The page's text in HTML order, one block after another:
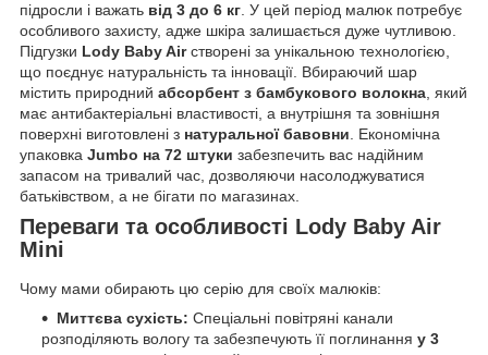
підросли і важать від 3 до 6 кг. У цей період малюк потребує
особливого захисту, адже шкіра залишається дуже чутливою.
Підгузки Lody Baby Airстворені за унікальною технологією,
що поєднує натуральність та інновації. Вбираючий шар
містить природний абсорбент з бамбукового волокна, який
має антибактеріальні властивості, а внутрішня та зовнішня
поверхні виготовлені з натуральної бавовни. Економічна
упаковка Jumbo на 72 штуки забезпечить вас надійним
запасом на тривалий час, дозволяючи насолоджуватися
батьківством, а не бігати по магазинах.
Переваги та особливості Lody Baby Air
Mini
Чому мами обирають цю серію для своїх малюків:
Миттєва сухість: Спеціальні повітряні канали
розподіляють вологу та забезпечують її поглинання у 3